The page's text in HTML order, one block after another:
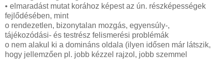
• elmaradást mutat korához képest az ún. részképességek
fejlődésében, mint
o rendezetlen, bizonytalan mozgás, egyensúly-,
tájékozódási- és testrész felismerési problémák
o nem alakul ki a domináns oldala (ilyen idősen már látszik,
hogy jellemzően pl. jobb kézzel rajzol, jobb szemmel